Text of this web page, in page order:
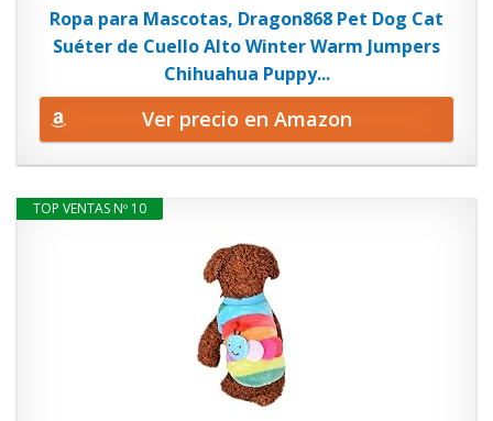
Ropa para Mascotas, Dragon868 Pet Dog Cat
Suéter de Cuello Alto Winter Warm Jumpers
Chihuahua Puppy...
Ver precio en Amazon
TOP VENTAS Nº 10